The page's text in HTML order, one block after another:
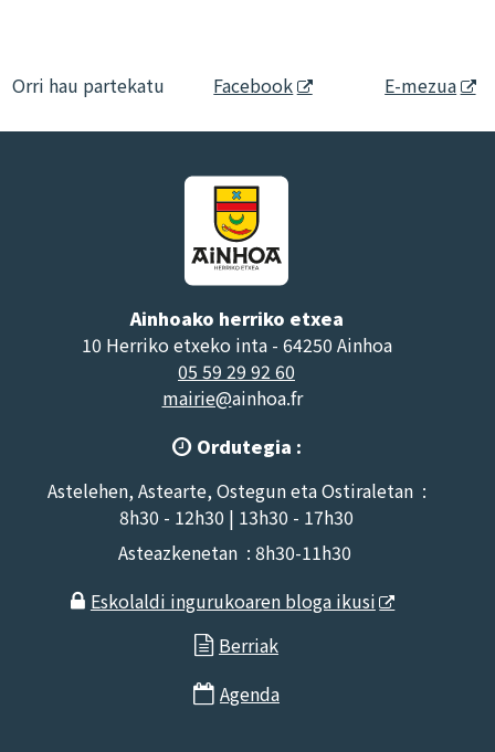
Orri hau partekatu Facebook E-mezua
Ainhoako herriko etxea
10 Herriko etxeko inta - 64250 Ainhoa
05 59 29 92 60
mairie@ainhoa.fr
 Ordutegia :
Astelehen, Astearte, Ostegun eta Ostiraletan :
8h30 - 12h30 | 13h30 - 17h30
Asteazkenetan : 8h30-11h30
 Eskolaldi ingurukoaren bloga ikusi
 Berriak
 Agenda